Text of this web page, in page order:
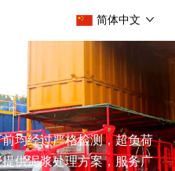
简体中文
均经过严格检测，超负荷
供泥浆处理方案，服务广